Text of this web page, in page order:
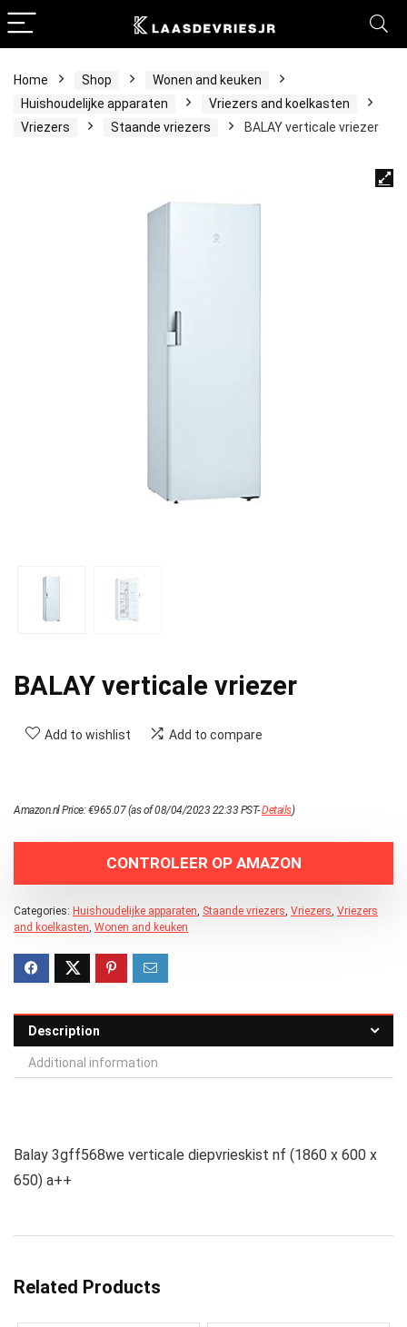
Home Shop
Wonen and keuken
Huishoudelijke apparaten
Vriezers and koelkasten
Vriezers
Staande vriezers BALAY verticale vriezer
BALAY verticale vriezer
Add to wishlist Add to compare
Amazon.nl Price:€965.07(as of 08/04/2023 22:33 PST-Details)
CONTROLEER OP AMAZON
Categories: Huishoudelijke apparaten Staande vriezers Vriezers Vriezers
and koelkasten Wonen and keuken
Description
Additional information
Balay 3gff568we verticale diepvrieskist nf (1860 x 600 x
650) a++
Related Products